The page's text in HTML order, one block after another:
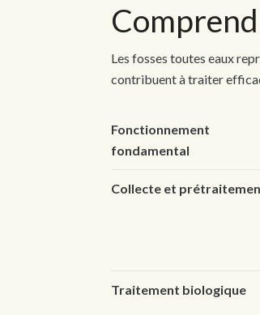
Les fosses toutes eaux
contribuent à traiter
Fonctionnement
fondamental
Collecte et
Traitement biologique